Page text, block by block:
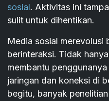
sosial. Aktivitas ini
sulit untuk dihentikan.
Media sosial merevolusi
berinteraksi. Tidak
membantu
jaringan dan koneksi di
begitu, banyak